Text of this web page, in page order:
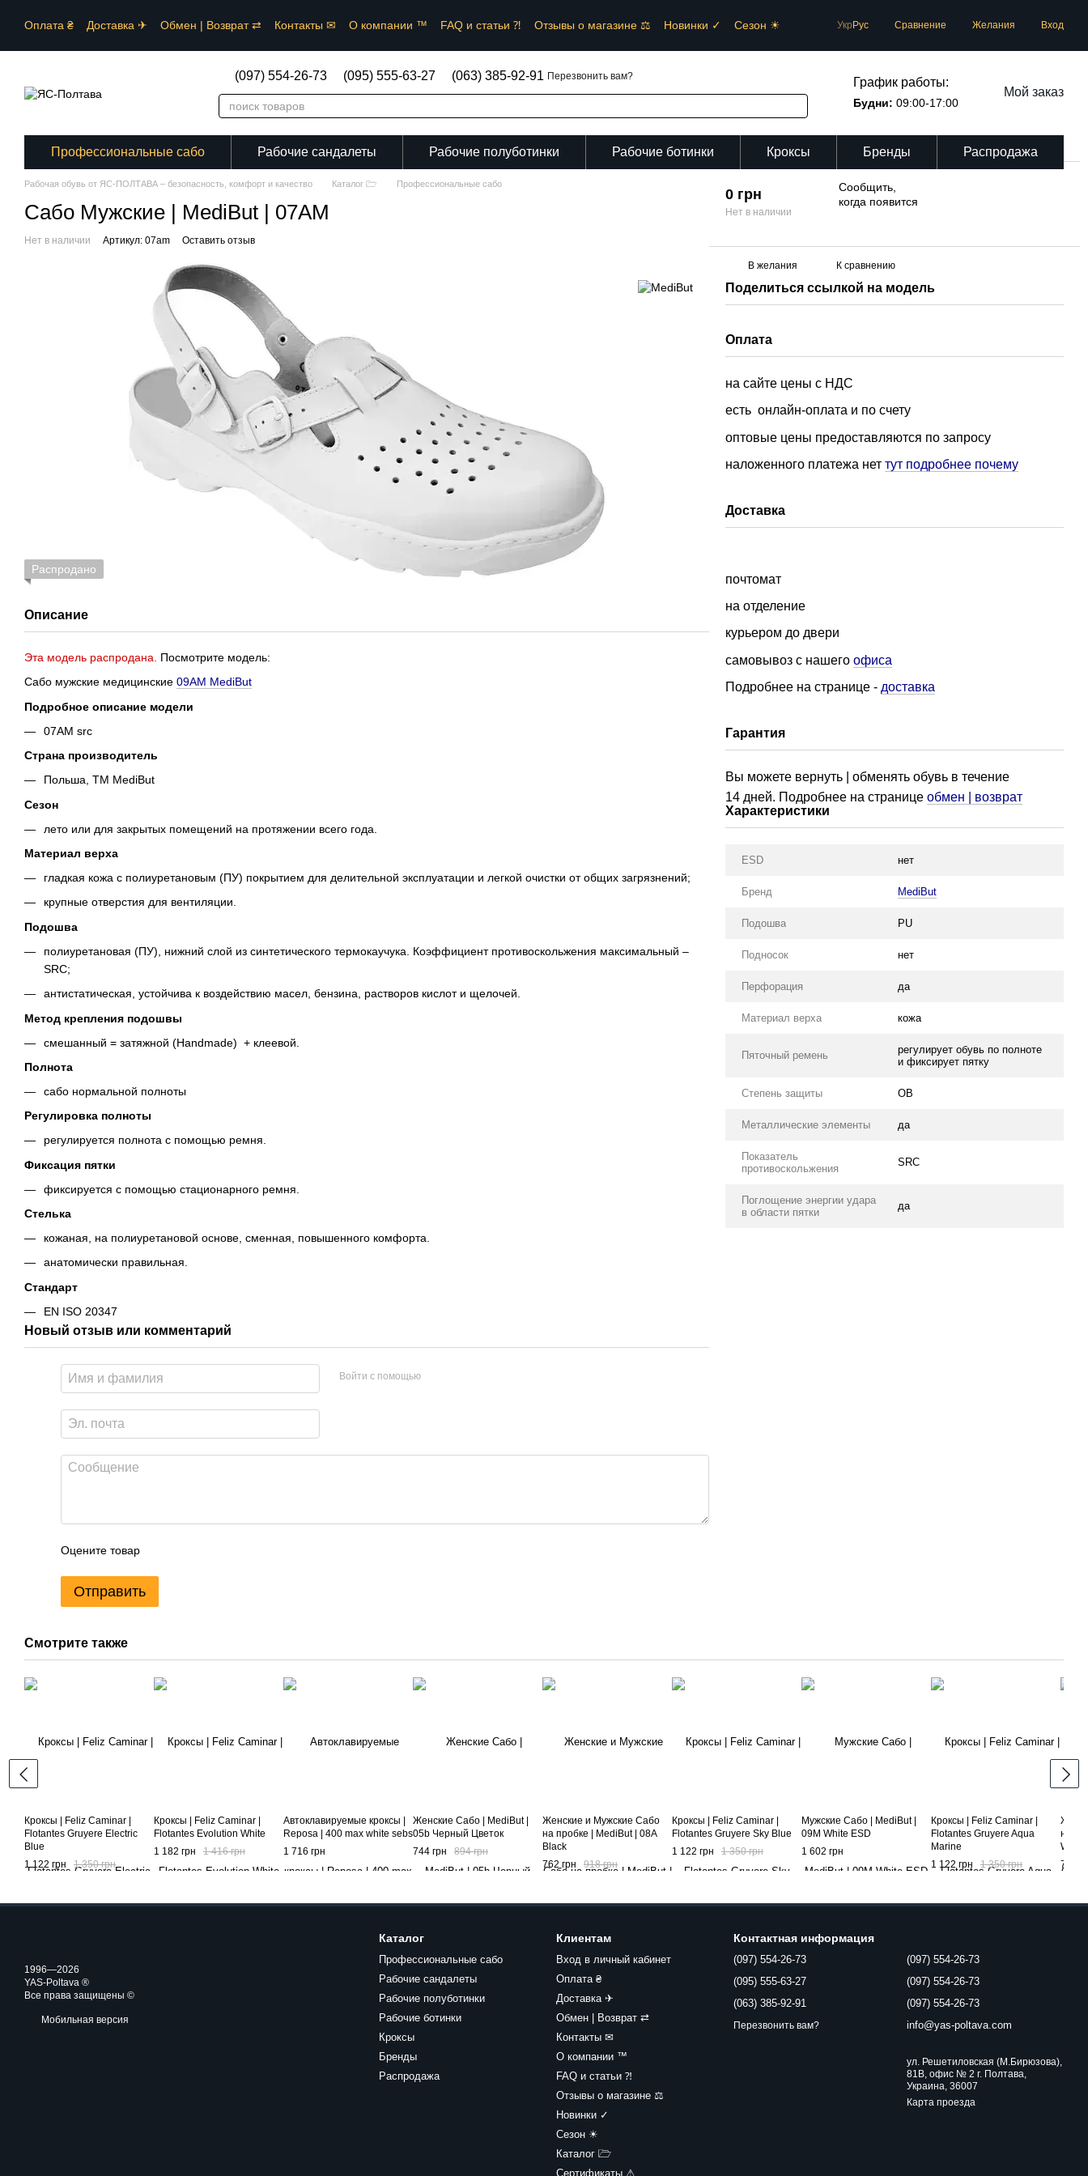
Оплата ₴
Доставка ✈︎ Обмен | Возврат ⇄ Контакты ✉ О компании ™︎ FAQ и статьи ⁈ Отзывы о магазине ⚖︎ Новинки ✓
Сезон ☀
Укр Рус Сравнение Желания Вход
(097) 554-26-73 (095) 555-63-27 (063) 385-92-91 Перезвонить вам? График работы:
Будни: 09:00-17:00
Мой заказ
Профессиональные сабо Рабочие сандалеты Рабочие полуботинки Рабочие ботинки Кроксы Бренды Распродажа
Рабочая обувь от ЯС-ПОЛТАВА – безопасность, комфорт и качество Каталог 🗁 Профессиональные сабо
Сабо Мужские | MediBut | 07AM
Нет в наличии Артикул: 07am Оставить отзыв
Распродано
Описание
Эта модель распродана.
Посмотрите модель:
Сабо мужские медицинские 09AM MediBut
Подробное описание модели
07AM src
Страна производитель
Польша, ТМ MediBut
Сезон
лето или для закрытых помещений на протяжении всего года.
Материал верха
гладкая кожа с полиуретановым (ПУ) покрытием для делительной эксплуатации и легкой очистки от общих загрязнений;
крупные отверстия для вентиляции.
Подошва
полиуретановая (ПУ), нижний слой из синтетического термокаучука. Коэффициент противоскольжения максимальный –
SRC;
антистатическая, устойчива к воздействию масел, бензина, растворов кислот и щелочей.
Метод крепления подошвы
смешанный = затяжной (Handmade) + клеевой.
Полнота
сабо нормальной полноты
Регулировка полноты
регулируется полнота с помощью ремня.
Фиксация пятки
фиксируется с помощью стационарного ремня.
Стелька
кожаная, на полиуретановой основе, сменная, повышенного комфорта.
анатомически правильная.
Стандарт
EN ISO 20347
Новый отзыв или комментарий
Войти с помощью
Оцените товар
Отправить
0 грн
Нет в наличии
Сообщить,
когда появится
В желания К сравнению
Поделиться ссылкой на модель
Оплата
на сайте цены с НДС
есть онлайн-оплата и по счету
оптовые цены предоставляются по запросу
наложенного платежа нет тут подробнее почему
Доставка
почтомат
на отделение
курьером до двери
самовывоз с нашего офиса
Подробнее на странице - доставка
Гарантия
Вы можете вернуть | обменять обувь в течение
14 дней. Подробнее на странице обмен | возврат
Характеристики
ESD нет
Бренд MediBut
Подошва PU
Подносок нет
Перфорация да
Материал верха кожа
Пяточный ремень
регулирует обувь по полноте
и фиксирует пятку
Степень защиты OB
Металлические элементы да
Показатель
противоскольжения
SRC
Поглощение энергии удара
в области пятки
да
Смотрите также
Кроксы | Feliz Caminar |
Flotantes Gruyere Electric
Blue
1 122 грн
1 350 грн
Кроксы | Feliz Caminar |
Flotantes Evolution White
1 182 грн
1 416 грн
Автоклавируемые кроксы |
Reposa | 400 max white sebs
1 716 грн
Женские Сабо | MediBut |
05b Черный Цветок
744 грн
894 грн
Женские и Мужские Сабо
на пробке | MediBut | 08A
Black
762 грн
918 грн
Кроксы | Feliz Caminar |
Flotantes Gruyere Sky Blue
1 122 грн
1 350 грн
Мужские Сабо | MediBut |
09M White ESD
1 602 грн
Кроксы | Feliz Caminar |
Flotantes Gruyere Aqua
Marine
1 122 грн
1 350 грн
на
White
762
1996—2026
YAS-Poltava ®
Все права защищены ©
Мобильная версия
Каталог
Профессиональные сабо
Рабочие сандалеты
Рабочие полуботинки
Рабочие ботинки
Кроксы
Бренды
Распродажа
Клиентам
Вход в личный кабинет
Оплата ₴
Доставка ✈︎
Обмен | Возврат ⇄
Контакты ✉
О компании ™︎
FAQ и статьи ⁈
Отзывы о магазине ⚖︎
Новинки ✓
Сезон ☀
Каталог 🗁
Сертификаты ⚠︎
Контактная информация
(097) 554-26-73
(095) 555-63-27
(063) 385-92-91
Перезвонить вам?
(097) 554-26-73
(097) 554-26-73
(097) 554-26-73
info@yas-poltava.com
ул. Решетиловская (М.Бирюзова),
81В, офис № 2 г. Полтава,
Украина, 36007
Карта проезда